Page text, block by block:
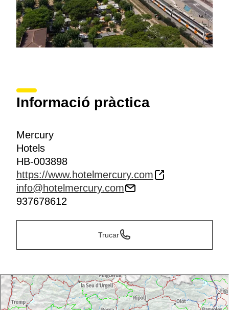
Informació pràctica
Mercury
Hotels
HB-003898
https://www.hotelmercury.com
info@hotelmercury.com
937678612
Trucar